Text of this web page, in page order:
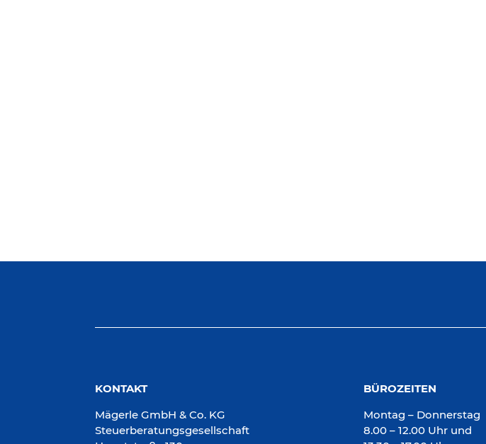
KONTAKT
Mägerle GmbH & Co. KG
Steuerberatungsgesellschaft
BÜROZEITEN
Montag – Donnerstag
8.00 – 12.00 Uhr und